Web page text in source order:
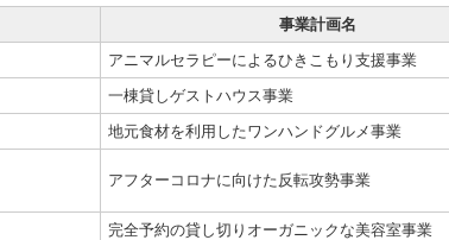
事業計画名
アニマルセラピーによるひきこもり支援事業
一棟貸しゲストハウス事業
地元食材を利用したワンハンドグルメ事業
アフターコロナに向けた反転攻勢事業
完全予約の貸し切りオーガニックな美容室事業